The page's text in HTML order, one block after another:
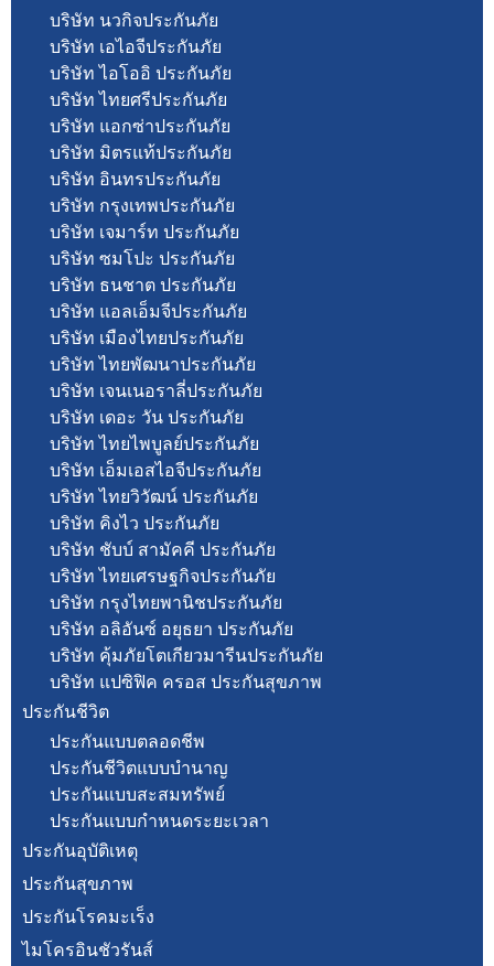
บริษัท นวกิจประกันภัย
บริษัท เอไอจีประกันภัย
บริษัท ไอโออิ ประกันภัย
บริษัท ไทยศรีประกันภัย
บริษัท แอกซ่าประกันภัย
บริษัท มิตรแท้ประกันภัย
บริษัท อินทรประกันภัย
บริษัท กรุงเทพประกันภัย
บริษัท เจมาร์ท ประกันภัย
บริษัท ซมโปะ ประกันภัย
บริษัท ธนชาต ประกันภัย
บริษัท แอลเอ็มจีประกันภัย
บริษัท เมืองไทยประกันภัย
บริษัท ไทยพัฒนาประกันภัย
บริษัท เจนเนอราลี่ประกันภัย
บริษัท เดอะ วัน ประกันภัย
บริษัท ไทยไพบูลย์ประกันภัย
บริษัท เอ็มเอสไอจีประกันภัย
บริษัท ไทยวิวัฒน์ ประกันภัย
บริษัท คิงไว ประกันภัย
บริษัท ชับบ์ สามัคคี ประกันภัย
บริษัท ไทยเศรษฐกิจประกันภัย
บริษัท กรุงไทยพานิชประกันภัย
บริษัท อลิอันซ์ อยุธยา ประกันภัย
บริษัท คุ้มภัยโตเกียวมารีนประกันภัย
บริษัท แปซิฟิค ครอส ประกันสุขภาพ
ประกันชีวิต
ประกันแบบตลอดชีพ
ประกันชีวิตแบบบำนาญ
ประกันแบบสะสมทรัพย์
ประกันแบบกำหนดระยะเวลา
ประกันอุบัติเหตุ
ประกันสุขภาพ
ประกันโรคมะเร็ง
ไมโครอินชัวรันส์